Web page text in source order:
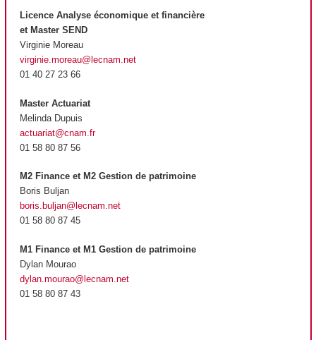
Licence Analyse économique et financière
et Master SEND
Virginie Moreau
virginie.moreau@lecnam.net
01 40 27 23 66
Master Actuariat
Melinda Dupuis
actuariat@cnam.fr
01 58 80 87 56
M2 Finance et M2 Gestion de patrimoine
Boris Buljan
boris.buljan@lecnam.net
01 58 80 87 45
M1 Finance et M1 Gestion de patrimoine
Dylan Mourao
dylan.mourao@lecnam.net
01 58 80 87 43